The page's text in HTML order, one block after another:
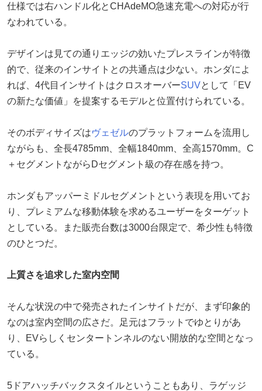
仕様では右ハンドル化とCHAdeMO急速充電への対応が行
なわれている。
デザインは見ての通りエッジの効いたプレスラインが特徴
的で、従来のインサイトとの共通点は少ない。ホンダによ
れば、4代目インサイトはクロスオーバーSUVとして「EV
の新たな価値」を提案するモデルと位置付けられている。
そのボディサイズはヴェゼルのプラットフォームを流用し
ながらも、全長4785mm、全幅1840mm、全高1570mm。C
＋セグメントながらDセグメント級の存在感を持つ。
ホンダもアッパーミドルセグメントという表現を用いてお
り、プレミアムな移動体験を求めるユーザーをターゲット
としている。また販売台数は3000台限定で、希少性も特徴
のひとつだ。
上質さを追求した室内空間
そんな状況の中で発売されたインサイトだが、まず印象的
なのは室内空間の広さだ。足元はフラットでゆとりがあ
り、EVらしくセンタートンネルのない開放的な空間となっ
ている。
5ドアハッチバックスタイルということもあり、ラゲッジ